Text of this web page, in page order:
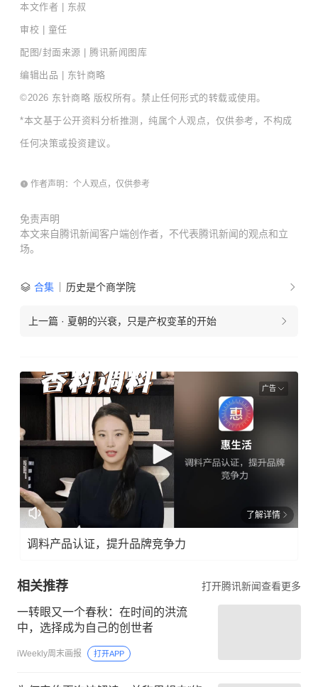
本文作者 | 东叔
审校 | 童任
配图/封面来源 | 腾讯新闻图库
编辑出品 | 东针商略
©2026 东针商略 版权所有。禁止任何形式的转载或使用。
*本文基于公开资料分析推测，纯属个人观点，仅供参考，不构成
任何决策或投资建议。
作者声明：个人观点，仅供参考
免责声明
本文来自腾讯新闻客户端创作者，不代表腾讯新闻的观点和立
场。
合集 历史是个商学院
上一篇 · 夏朝的兴衰，只是产权变革的开始
广告
了解详情
调料产品认证，提升品牌竞争力
相关推荐 打开腾讯新闻查看更多
一转眼又一个春秋：在时间的洪流
中，选择成为自己的创世者
iWeekly周末画报 打开APP